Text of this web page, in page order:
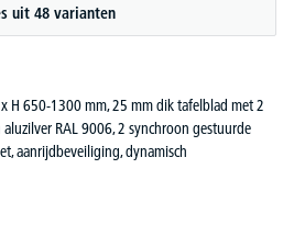
uit 48 varianten
H 650-1300 mm, 25 mm dik tafelblad met 2
RAL 9006, 2 synchroon gestuurde
aanrijdbeveiliging, dynamisch